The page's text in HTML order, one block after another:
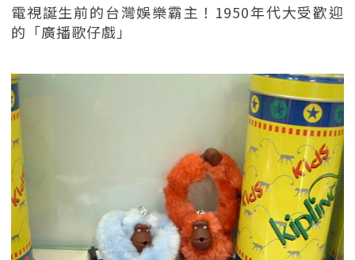
電視誕生前的台灣娛樂霸主！1950年代大受歡迎
的「廣播歌仔戲」